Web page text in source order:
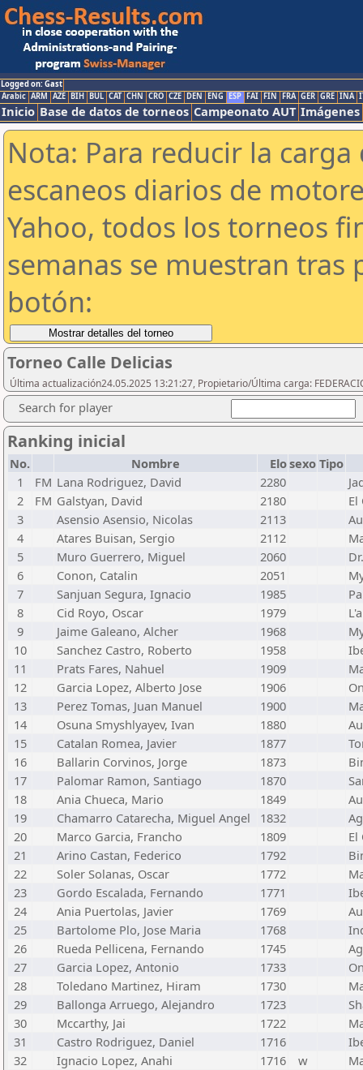
Logged on: Gast
Arabic ARM AZE BIH BUL CAT CHN CRO CZE DEN ENG ESP FAI FIN FRA GER GRE INA
Inicio Base de datos de torneos Campeonato AUT Imágenes
Nota: Para reducir la
escaneos diarios de
Yahoo, todos los torneos
semanas se muestran tras
botón:
Torneo Calle Delicias
Última actualización24.05.2025 13:21:27, Propietario/Última carga:
Search for player
Ranking inicial
No. Nombre Elosexo Tipo
1
FM Lana Rodriguez, David 2280
2
FM Galstyan, David 2180
El
3
Asensio Asensio, Nicolas 2113
4
Atares Buisan, Sergio 2112
5
Muro Guerrero, Miguel 2060
6
Conon, Catalin 2051
7
Sanjuan Segura, Ignacio 1985
8
Cid Royo, Oscar 1979
9
Jaime Galeano, Alcher 1968
10
Sanchez Castro, Roberto 1958
11
Prats Fares, Nahuel 1909
12
Garcia Lopez, Alberto Jose 1906
13
Perez Tomas, Juan Manuel 1900
14
Osuna Smyshlyayev, Ivan 1880
15
Catalan Romea, Javier 1877
16
Ballarin Corvinos, Jorge 1873
17
Palomar Ramon, Santiago 1870
18
Ania Chueca, Mario 1849
19
Chamarro Catarecha, Miguel Angel 1832
20
Marco Garcia, Francho 1809
El
21
Arino Castan, Federico 1792
22
Soler Solanas, Oscar 1772
23
Gordo Escalada, Fernando 1771
24
Ania Puertolas, Javier 1769
25
Bartolome Plo, Jose Maria 1768
26
Rueda Pellicena, Fernando 1745
27
Garcia Lopez, Antonio 1733
28
Toledano Martinez, Hiram 1730
29
Ballonga Arruego, Alejandro 1723
30
Mccarthy, Jai 1722
31
Castro Rodriguez, Daniel 1716
32
Ignacio Lopez, Anahi 1716 w